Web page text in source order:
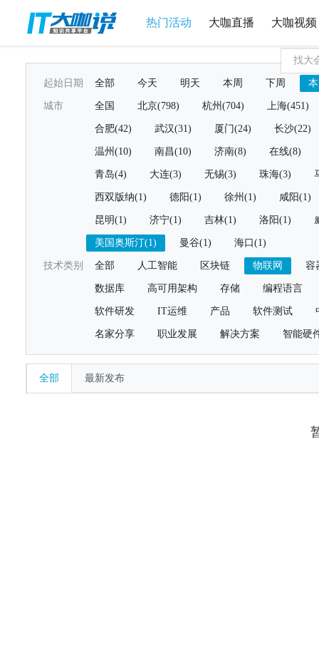
热门活动 大咖直播 大咖视频
起始日期 全部 今天 明天 本周 下周
城市 全国 北京(798) 杭州(704) 上海(451)
合肥(42) 武汉(31) 厦门(24) 长沙(22)
温州(10) 南昌(10) 济南(8) 在线(8)
青岛(4) 大连(3) 无锡(3) 珠海(3)
西双版纳(1) 德阳(1) 徐州(1) 咸阳(1)
昆明(1) 济宁(1) 吉林(1) 洛阳(1)
美国奥斯汀(1) 曼谷(1) 海口(1)
技术类别 全部 人工智能 区块链 物联网 容
数据库 高可用架构 存储 编程语言
软件研发 IT运维 产品 软件测试
名家分享 职业发展 解决方案 智能硬
全部 最新发布